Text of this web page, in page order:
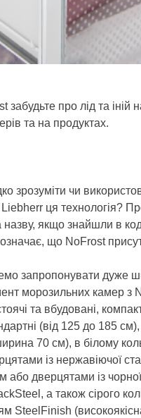
забудьте про лід та іній
та на продуктах.
зрозуміти чи
ця технологія?
назву, якщо знайшли в
що NoFrost
запропонувати дуже
морозильних камер з
та вбудовані,
(від 125 до 185
70 см), в білому
із нержавіючої
або дверцятами із
а також сірого
SteelFinish